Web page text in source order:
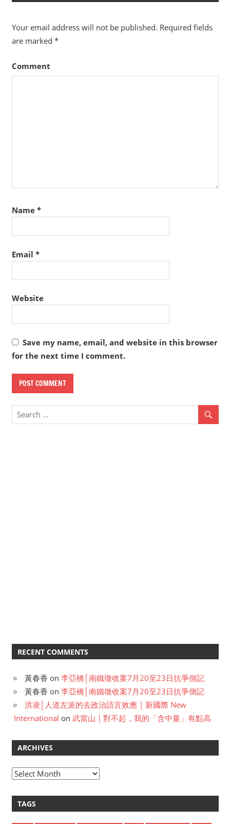
Your email address will not be published. Required fields
are marked *
Comment
Name *
Email *
Website
Save my name, email, and website in this browser
for the next time I comment.
RECENT COMMENTS
黃春香 on 李亞橋│南鐵徵收案7月20至23日抗爭側記
黃春香 on 李亞橋│南鐵徵收案7月20至23日抗爭側記
洪凌│人道左派的去政治語言效應 | 新國際 New
International on 武當山｜對不起，我的「含中量」有點高
ARCHIVES
A
h
TAGS